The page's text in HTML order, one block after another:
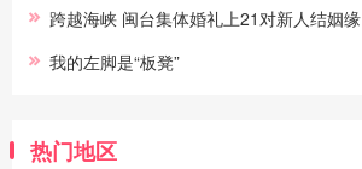
跨越海峡 闽台集体婚礼上21对新人结姻缘
我的左脚是“板凳”
热门地区